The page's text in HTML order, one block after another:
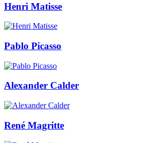
Henri Matisse
Pablo Picasso
Alexander Calder
René Magritte